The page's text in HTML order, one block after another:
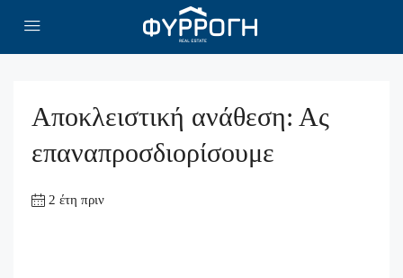
Αποκλειστική ανάθεση: Ας
επαναπροσδιορίσουμε
2 έτη πριν